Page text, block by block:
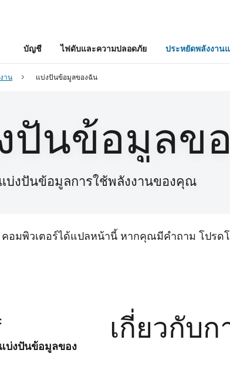
บัญชี ไฟดับและความปลอดภัย ประหยัดพลังงาน
าน แบ่งปันข้อมูลของฉัน
ปันข้อมูลข
บ่งปันข้อมูลการใช้พลังงานของคุณ
คอมพิวเตอร์ได้แปลหน้านี้ หากคุณมีคําถาม โปรด
บ่งปันข้อมูลของ
เกี่ยวกับ